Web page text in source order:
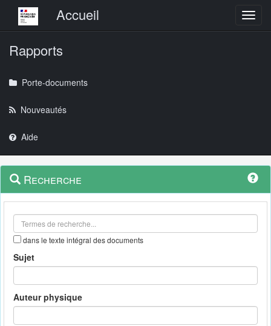
Menu principalAccueil
Rapports
Porte-documents
Nouveautés
Aide
Navigation
outils
Menu
contextuel
Recherche
dans le texte intégral des documents
Sujet
Auteur physique